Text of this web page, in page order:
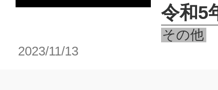
令和5
その他
2023/11/13